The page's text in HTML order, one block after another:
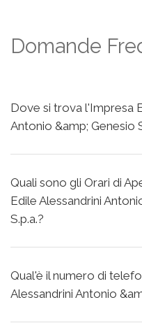
Domande
Dove si trova l'Impresa
Antonio &amp; Genesio
Quali sono gli Orari di
Edile Alessandrini
S.p.a.?
Qual'è il numero di
Alessandrini Antonio